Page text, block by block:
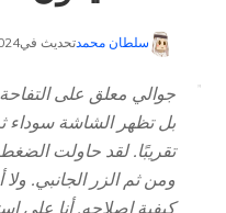
سلطان محمدتحديث في2024-05-14 إلى
بل تظهر الشاشة سوداء
تقريبًا. لقد حاولت
ومن ثم الزر الجانبي.
كيفية إصلاحه. أنا على